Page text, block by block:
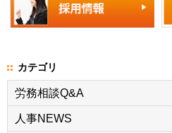
カテゴリ
労務相談Q&A
人事NEWS